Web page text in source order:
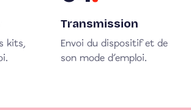
kits,
Transmission
Envoi du dispositif et de
son mode d’emploi.